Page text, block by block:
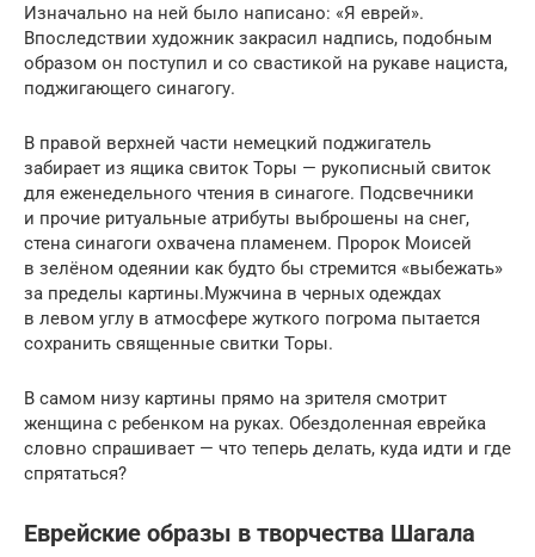
Изначально на ней было написано: «Я еврей».
Впоследствии художник закрасил надпись, подобным
образом он поступил и со свастикой на рукаве нациста,
поджигающего синагогу.
В правой верхней части немецкий поджигатель
забирает из ящика свиток Торы — рукописный свиток
для еженедельного чтения в синагоге. Подсвечники
и прочие ритуальные атрибуты выброшены на снег,
стена синагоги охвачена пламенем. Пророк Моисей
в зелёном одеянии как будто бы стремится «выбежать»
за пределы картины.Мужчина в черных одеждах
в левом углу в атмосфере жуткого погрома пытается
сохранить священные свитки Торы.
В самом низу картины прямо на зрителя смотрит
женщина с ребенком на руках. Обездоленная еврейка
словно спрашивает — что теперь делать, куда идти и где
спрятаться?
Еврейские образы в творчества Шагала